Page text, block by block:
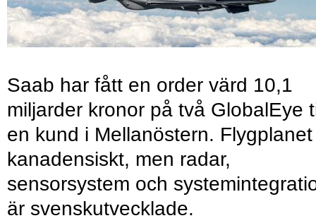
Saab har fått en order värd 10,1
miljarder kronor på två GlobalEye
en kund i Mellanöstern.
kanadensiskt, men radar,
sensorsystem och
är svenskutvecklade.